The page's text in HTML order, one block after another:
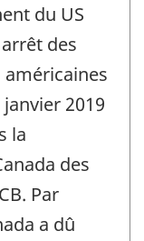
du US
des
2019
la
des
Par
a dû